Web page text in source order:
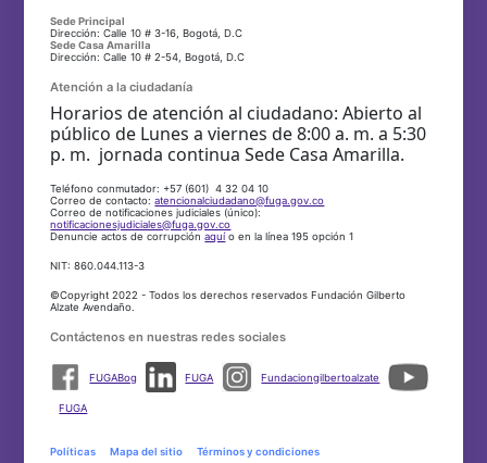
Sede Principal
Dirección: Calle 10 # 3-16, Bogotá, D.C
Sede Casa Amarilla
Dirección: Calle 10 # 2-54, Bogotá, D.C
Atención a la ciudadanía
Horarios de atención al ciudadano: Abierto al
público de Lunes a viernes de 8:00 a. m. a 5:30
p. m. jornada continua Sede Casa Amarilla.
Teléfono conmutador: +57 (601) 4 32 04 10
Correo de contacto:atencionalciudadano@fuga.gov.co
Correo de notificaciones judiciales (único):
notificacionesjudiciales@fuga.gov.co
Denuncie actos de corrupciónaquío en la línea 195 opción 1
NIT: 860.044.113-3
©Copyright 2022 - Todos los derechos reservados Fundación Gilberto
Alzate Avendaño.
Contáctenos en nuestras redes sociales
FUGABog FUGA Fundaciongilbertoalzate
FUGA
Políticas Mapa del sitio Términos y condiciones